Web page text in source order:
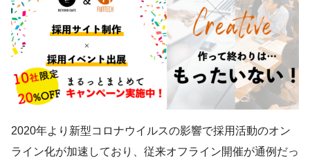
2020年より新型コロナウイルスの影響で採用活動のオン
ライン化が加速しており、従来オフライン開催が通例だっ